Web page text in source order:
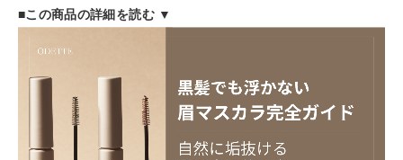
■この商品の詳細を読む ▼